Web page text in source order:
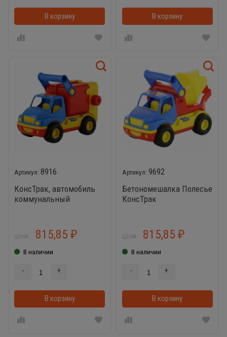
В корзину В корзину
8916
КонсТрак, автомобиль
коммунальный
ЦЕНА: 815,85 ₽
В наличии
- +
В корзину
9692
Бетономешалка Полесье
КонсТрак
ЦЕНА: 815,85₽
В наличии
- +
В корзину